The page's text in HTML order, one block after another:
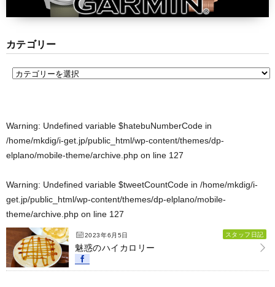
カテゴリー
Warning: Undefined variable $hatebuNumberCode in
/home/mkdig/i-get.jp/public_html/wp-content/themes/dp-
elplano/mobile-theme/archive.php on line 127
Warning: Undefined variable $tweetCountCode in /home/mkdig/i-
get.jp/public_html/wp-content/themes/dp-elplano/mobile-
theme/archive.php on line 127
2023年6月5日 スタッフ日記
魅惑のハイカロリー